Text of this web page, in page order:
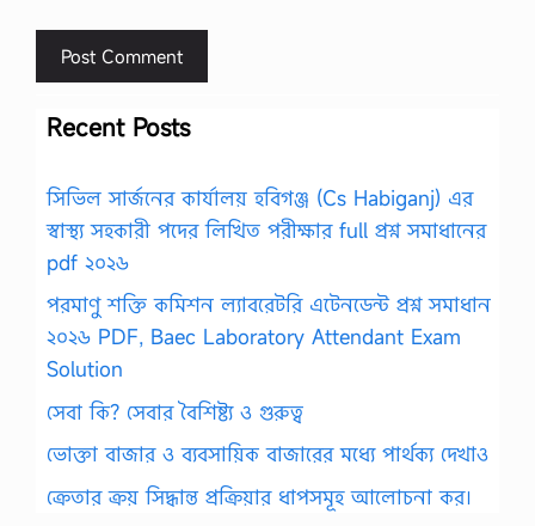
Recent Posts
সিভিল সার্জনের কার্যালয় হবিগঞ্জ (Cs Habiganj) এর
স্বাস্থ্য সহকারী পদের লিখিত পরীক্ষার full প্রশ্ন সমাধানের
pdf ২০২৬
পরমাণু শক্তি কমিশন ল্যাবরেটরি এটেনডেন্ট প্রশ্ন সমাধান
২০২৬ PDF, Baec Laboratory Attendant Exam
Solution
সেবা কি? সেবার বৈশিষ্ট্য ও গুরুত্ব
ভোক্তা বাজার ও ব্যবসায়িক বাজারের মধ্যে পার্থক্য দেখাও
ক্রেতার ক্রয় সিদ্ধান্ত প্রক্রিয়ার ধাপসমূহ আলোচনা কর।